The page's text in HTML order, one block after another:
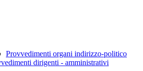
Provvedimenti organi indirizzo-politico
dirigenti - amministrativi